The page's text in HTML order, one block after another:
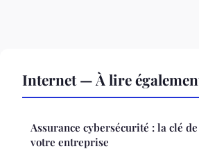
Internet — À lire
Assurance cybersécurité : la clé
votre entreprise